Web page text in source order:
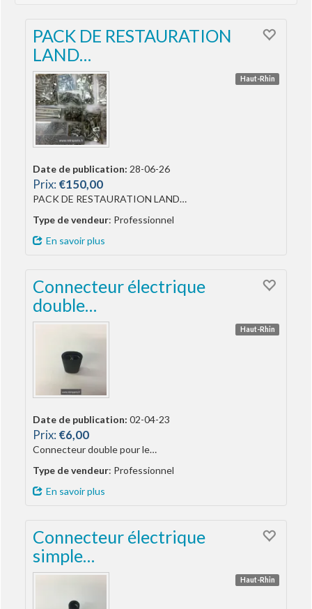
PACK DE RESTAURATION
LAND…
Haut-Rhin
Date de publication: 28-06-26
Prix: €150,00
PACK DE RESTAURATION LAND…
Type de vendeur: Professionnel
En savoir plus
Connecteur électrique
double…
Haut-Rhin
Date de publication: 02-04-23
Prix: €6,00
Connecteur double pour le…
Type de vendeur: Professionnel
En savoir plus
Connecteur électrique
simple…
Haut-Rhin